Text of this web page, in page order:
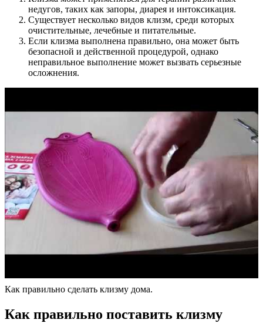
недугов, таких как запоры, диарея и интоксикация.
Существует несколько видов клизм, среди которых
очистительные, лечебные и питательные.
Если клизма выполнена правильно, она может быть
безопасной и действенной процедурой, однако
неправильное выполнение может вызвать серьезные
осложнения.
Как правильно сделать клизму дома.
Как правильно поставить клизму